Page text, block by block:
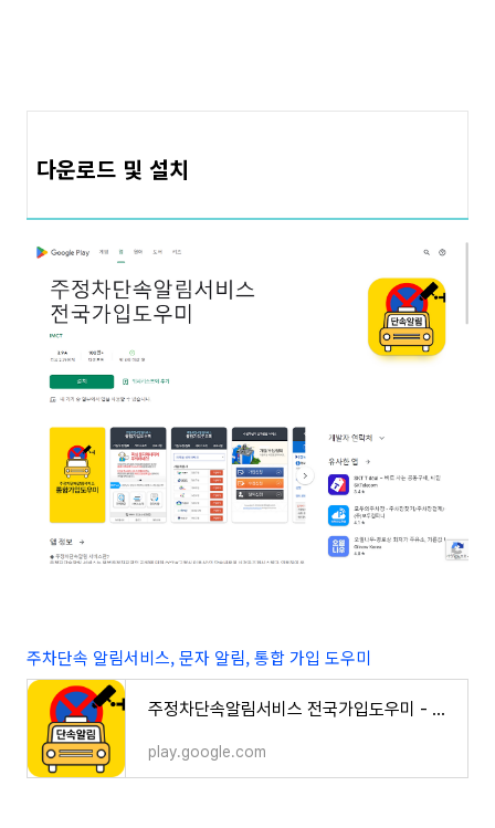
다운로드 및 설치
주차단속 알림서비스, 문자 알림, 통합 가입 도우미
주정차단속알림서비스 전국가입도우미 - Google Play 앱
play.google.com